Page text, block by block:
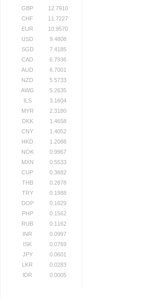
GBP
12.7910
CHF
11.7227
EUR
10.9570
USD
9.4808
SGD
7.4185
CAD
6.7936
AUD
6.7001
NZD
5.5733
AWG
5.2635
ILS
3.1604
MYR
2.3180
DKK
1.4658
CNY
1.4052
HKD
1.2088
NOK
0.9967
MXN
0.5533
CUP
0.3682
THB
0.2878
TRY
0.1988
DOP
0.1629
PHP
0.1562
RUB
0.1162
INR
0.0997
ISK
0.0769
JPY
0.0601
LKR
0.0283
IDR
0.0005